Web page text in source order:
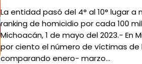
La entidad pasó del 4° al 10° lugar a
ranking de homicidio por cada 100
Michoacán, 1 de mayo del 2023.- En
por ciento el número de víctimas de
comparando enero- marzo…